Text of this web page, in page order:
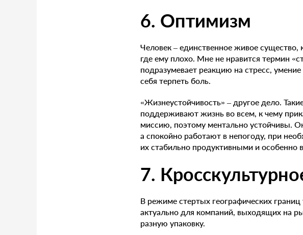
6. Оптимизм
Человек – единственное живое существо,
где ему плохо. Мне не нравится термин
подразумевает реакцию на стресс,
себя терпеть боль.
«Жизнеустойчивость» – другое дело.
поддерживают жизнь во всем, к чему
миссию, поэтому ментально устойчивы.
а спокойно работают в непогоду, при
их стабильно продуктивными и особенно
7.
В режиме стертых географических
актуально для компаний, выходящих на
разную упаковку.